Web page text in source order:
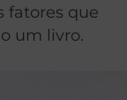
fatores que
um livro.